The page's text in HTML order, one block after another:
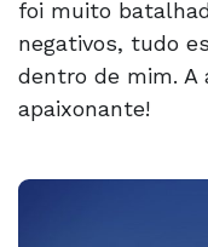
foi muito
negativos, tudo
dentro de mim. A
apaixonante!